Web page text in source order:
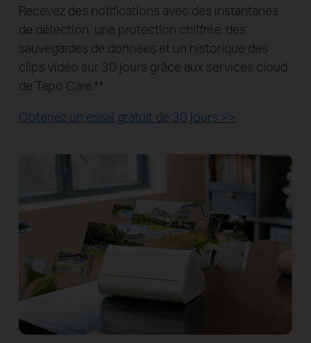
Recevez des notifications avec des instantanés
de détection, une protection chiffrée, des
sauvegardes de données et un historique des
clips vidéo sur 30 jours grâce aux services cloud
de Tapo Care.**
Obtenez un essai gratuit de 30 jours >>